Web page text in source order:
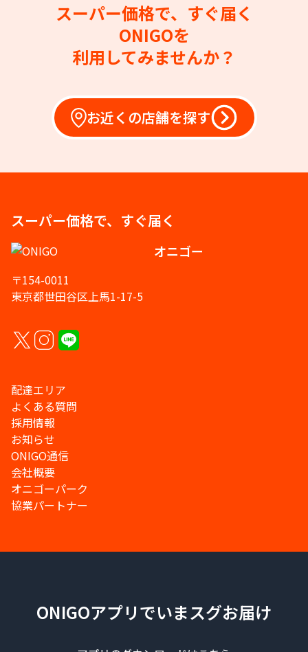
スーパー価格で、すぐ届く
ONIGOを
利用してみませんか？
お近くの店舗を探す
スーパー価格で、すぐ届く
オニゴー
〒154-0011
東京都世田谷区上馬1-17-5
配達エリア
よくある質問
採用情報
お知らせ
ONIGO通信
会社概要
オニゴーパーク
協業パートナー
ONIGOアプリでいまスグお届け